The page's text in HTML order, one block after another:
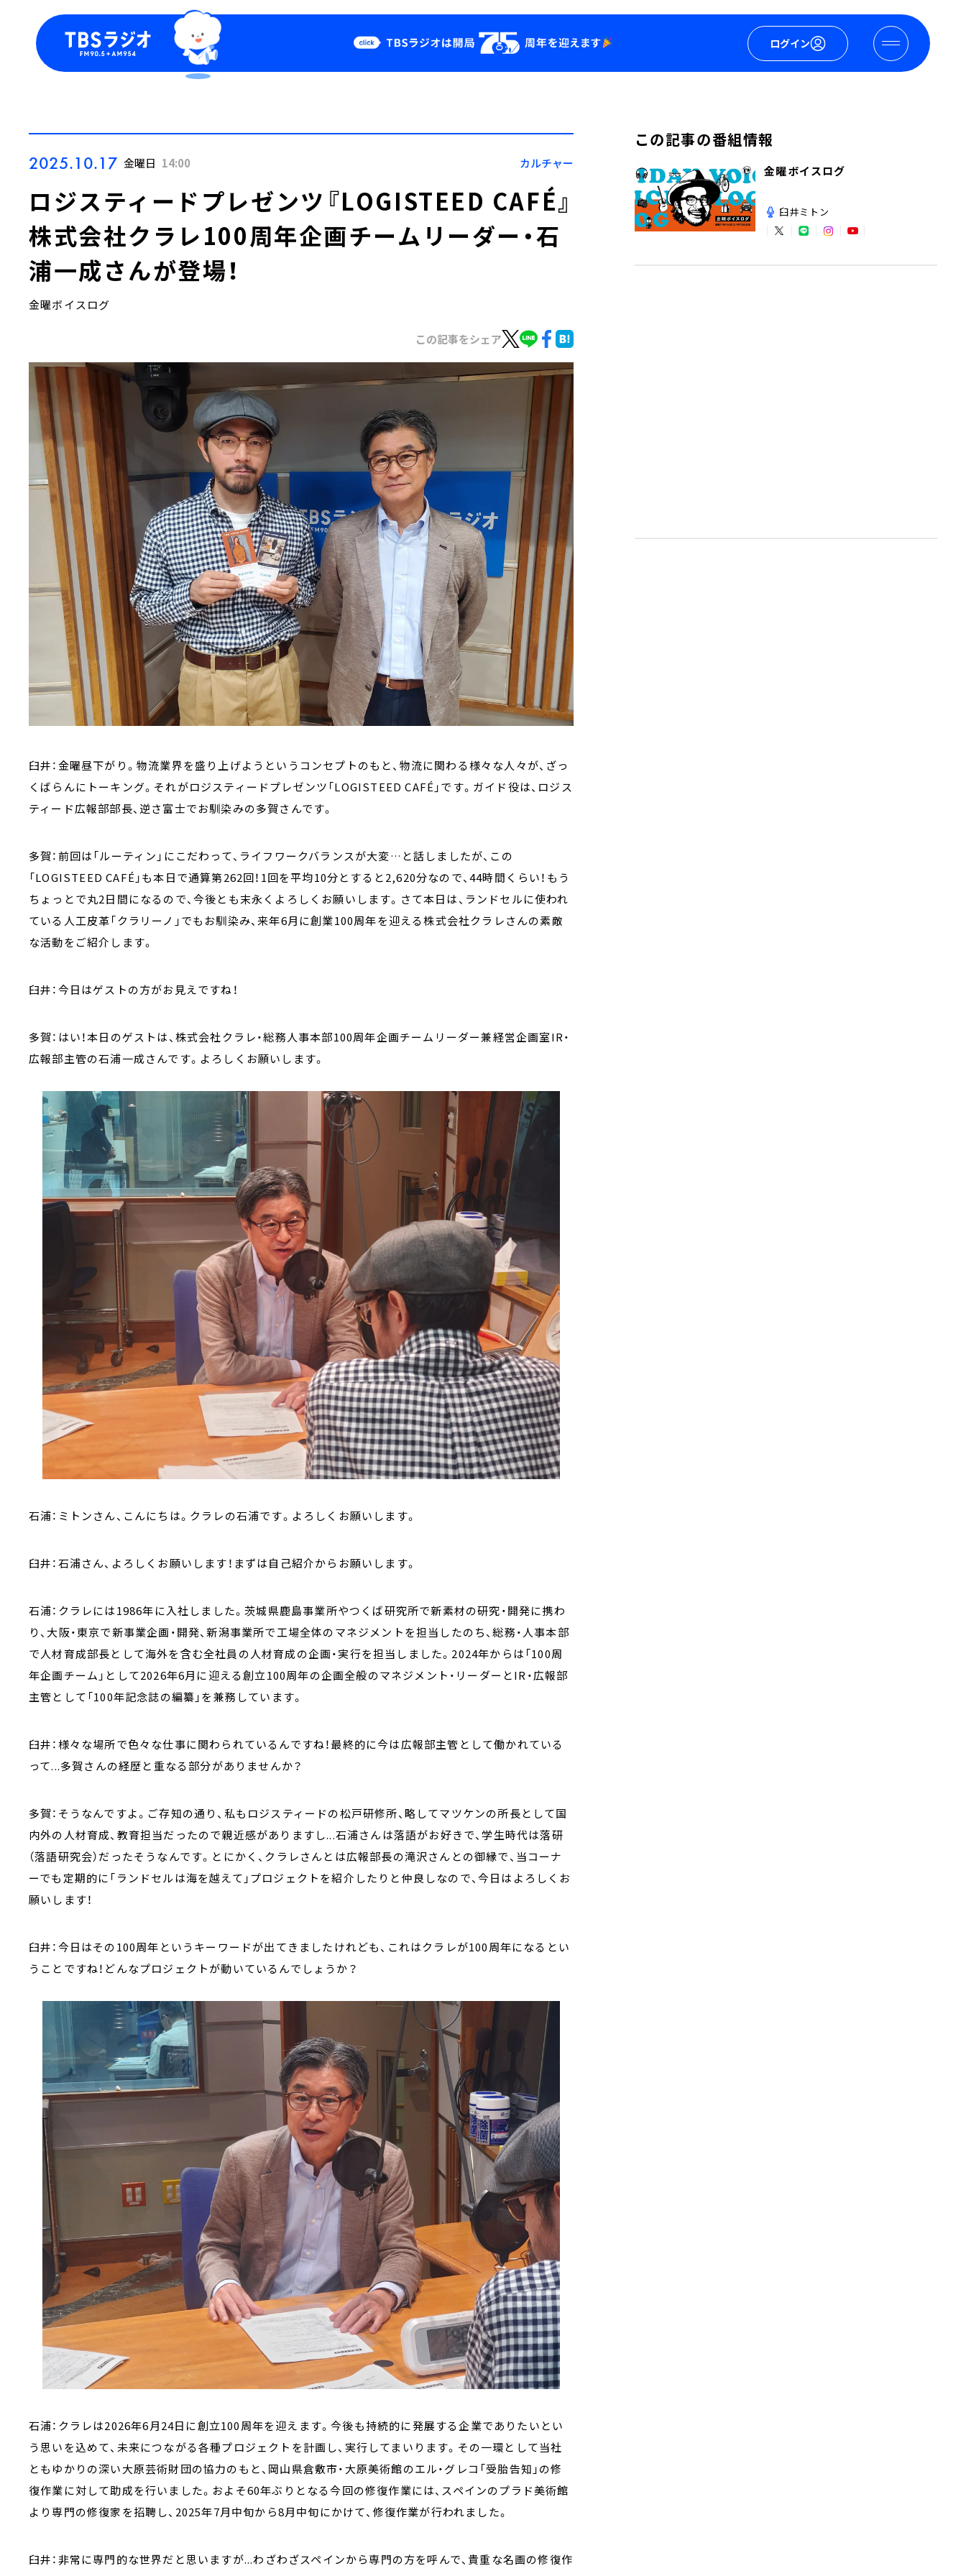
ログイン
Podcast
YouTube
2025.10.17 金曜日 14:00 カルチャー
ロジスティードプレゼンツ『LOGISTEED CAFÉ』
株式会社クラレ100周年企画チームリーダー・石
浦一成さんが登場！
金曜ボイスログ
この記事をシェア
臼井：金曜昼下がり。物流業界を盛り上げようというコンセプトのもと、物流に関わる様々な人々が、ざっ
くばらんにトーキング。それがロジスティードプレゼンツ「LOGISTEED CAFÉ」です。ガイド役は、ロジス
ティード広報部部長、逆さ富士でお馴染みの多賀さんです。
多賀：前回は「ルーティン」にこだわって、ライフワークバランスが大変…と話しましたが、この
「LOGISTEED CAFÉ」も本日で通算第262回！1回を平均10分とすると2,620分なので、44時間くらい！もう
ちょっとで丸2日間になるので、今後とも末永くよろしくお願いします。さて本日は、ランドセルに使われ
ている人工皮革「クラリーノ」でもお馴染み、来年6月に創業100周年を迎える株式会社クラレさんの素敵
な活動をご紹介します。
臼井：今日はゲストの方がお見えですね！
多賀：はい！本日のゲストは、株式会社クラレ・総務人事本部100周年企画チームリーダー兼経営企画室IR・
広報部主管の石浦一成さんです。よろしくお願いします。
石浦：ミトンさん、こんにちは。クラレの石浦です。よろしくお願いします。
臼井：石浦さん、よろしくお願いします！まずは自己紹介からお願いします。
石浦：クラレには1986年に入社しました。茨城県鹿島事業所やつくば研究所で新素材の研究・開発に携わ
り、大阪・東京で新事業企画・開発、新潟事業所で工場全体のマネジメントを担当したのち、総務・人事本部
で人材育成部長として海外を含む全社員の人材育成の企画・実行を担当しました。2024年からは「100周
年企画チーム」として2026年6月に迎える創立100周年の企画全般のマネジメント・リーダーとIR・広報部
主管として「100年記念誌の編纂」を兼務しています。
臼井：様々な場所で色々な仕事に関わられているんですね！最終的に今は広報部主管として働かれている
って...多賀さんの経歴と重なる部分がありませんか？
多賀：そうなんですよ。ご存知の通り、私もロジスティードの松戸研修所、略してマツケンの所長として国
内外の人材育成、教育担当だったので親近感がありますし...石浦さんは落語がお好きで、学生時代は落研
（落語研究会）だったそうなんです。とにかく、クラレさんとは広報部長の滝沢さんとの御縁で、当コーナ
ーでも定期的に「ランドセルは海を越えて」プロジェクトを紹介したりと仲良しなので、今日はよろしくお
願いします！
臼井：今日はその100周年というキーワードが出てきましたけれども、これはクラレが100周年になるとい
うことですね！どんなプロジェクトが動いているんでしょうか？
石浦：クラレは2026年6月24日に創立100周年を迎えます。今後も持続的に発展する企業でありたいとい
う思いを込めて、未来につながる各種プロジェクトを計画し、実行してまいります。その一環として当社
ともゆかりの深い大原芸術財団の協力のもと、岡山県倉敷市・大原美術館のエル・グレコ「受胎告知」の修
復作業に対して助成を行いました。およそ60年ぶりとなる今回の修復作業には、スペインのプラド美術館
より専門の修復家を招聘し、2025年7月中旬から8月中旬にかけて、修復作業が行われました。
臼井：非常に専門的な世界だと思いますが...わざわざスペインから専門の方を呼んで、貴重な名画の修復作
この記事の番組情報
金曜ボイスログ
臼井ミトン